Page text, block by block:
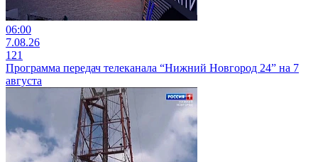
06:00
7.08.26
121
Программа передач телеканала “Нижний Новгород 24” на 7
августа